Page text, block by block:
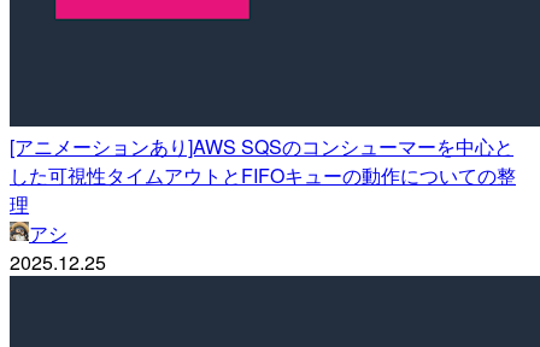
[アニメーションあり]AWS SQSのコンシューマーを中心と
した可視性タイムアウトとFIFOキューの動作についての整
理
アシ
2025.12.25